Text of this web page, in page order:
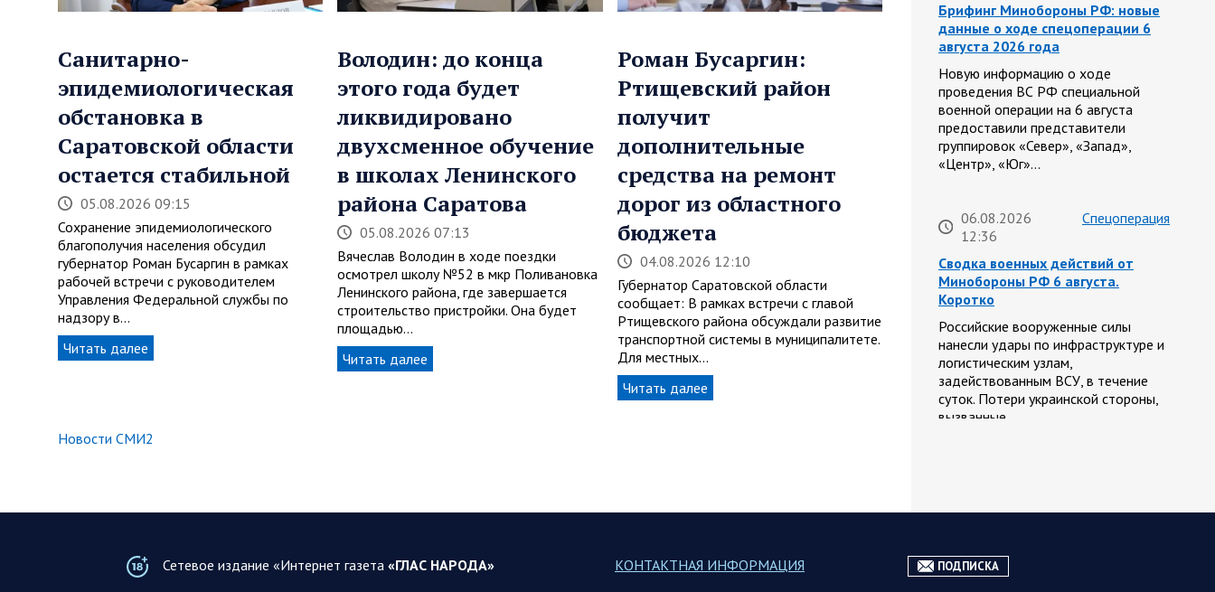
Санитарно-
эпидемиологическая
обстановка в
Саратовской области
остается стабильной
05.08.2026 09:15
Сохранение эпидемиологического
благополучия населения обсудил
губернатор Роман Бусаргин в рамках
рабочей встречи с руководителем
Управления Федеральной службы по
надзору в…
Читать далее
Володин: до конца
этого года будет
ликвидировано
двухсменное обучение
в школах Ленинского
района Саратова
05.08.2026 07:13
Вячеслав Володин в ходе поездки
осмотрел школу №52 в мкр Поливановка
Ленинского района, где завершается
строительство пристройки. Она будет
площадью…
Читать далее
Роман Бусаргин:
Ртищевский район
получит
дополнительные
средства на ремонт
дорог из областного
бюджета
04.08.2026 12:10
Губернатор Саратовской области
сообщает: В рамках встречи с главой
Ртищевского района обсуждали развитие
транспортной системы в муниципалитете.
Для местных…
Читать далее
Новости СМИ2
Брифинг Минобороны РФ: новые
данные о ходе спецоперации 6
августа 2026 года
Новую информацию о ходе
проведения ВС РФ специальной
военной операции на 6 августа
предоставили представители
группировок «Север», «Запад»,
«Центр», «Юг»…
06.08.2026
12:36
Спецоперация
Сводка военных действий от
Минобороны РФ 6 августа.
Коротко
Российские вооруженные силы
нанесли удары по инфраструктуре и
логистическим узлам,
задействованным ВСУ, в течение
суток. Потери украинской стороны,
вызванные…
Фронтовая сводка Олега Царева
За ночь силами ПВО перехвачены и
уничтожены 605 украинских БПЛА:
Сетевое издание «Интернет газета «ГЛАС НАРОДА»
КОНТАКТНАЯ ИНФОРМАЦИЯ
ПОДПИСКА